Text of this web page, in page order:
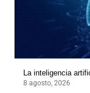
La inteligencia
8 agosto, 2026